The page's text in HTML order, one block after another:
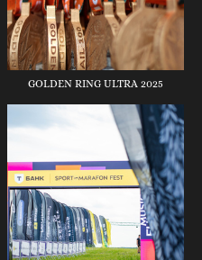
GOLDEN RING ULTRA 2025